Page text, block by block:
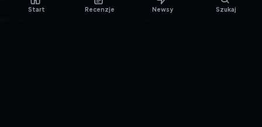
Start Recenzje Newsy Szukaj